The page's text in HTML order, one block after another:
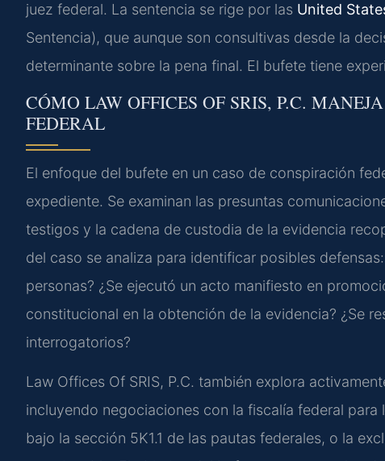
juez federal. La sentencia se rige por las United
Sentencia), que aunque son consultivas desde la
determinante sobre la pena final. El bufete tiene
CÓMO LAW OFFICES OF SRIS, P.C.
FEDERAL
El enfoque del bufete en un caso de conspiración
expediente. Se examinan las presuntas
testigos y la cadena de custodia de la evidencia
del caso se analiza para identificar posibles
personas? ¿Se ejecutó un acto manifiesto en
constitucional en la obtención de la evidencia? ¿Se
interrogatorios?
Law Offices Of SRIS, P.C. también explora
incluyendo negociaciones con la fiscalía federal
bajo la sección 5K1.1 de las pautas federales, o la